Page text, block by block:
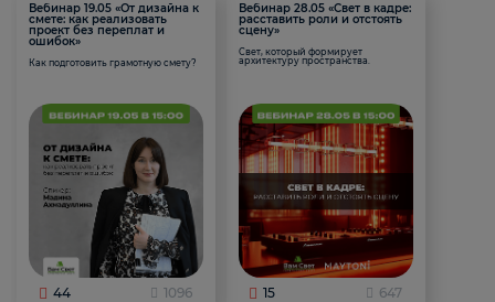
Вебинар 19.05 «От дизайна к
смете: как реализовать
проект без переплат и
ошибок»
Как подготовить грамотную смету?
44 1096
Вебинар 28.05 «Свет в кадре:
расставить роли и отстоять
сцену»
Свет, который формирует
архитектуру пространства.
15 647